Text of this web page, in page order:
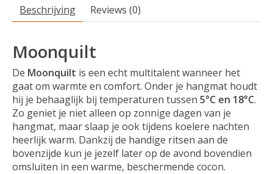
Beschrijving Reviews (0)
Moonquilt
De Moonquilt is een echt multitalent wanneer het
gaat om warmte en comfort. Onder je hangmat houdt
hij je behaaglijk bij temperaturen tussen 5°C en 18°C.
Zo geniet je niet alleen op zonnige dagen van je
hangmat, maar slaap je ook tijdens koelere nachten
heerlijk warm. Dankzij de handige ritsen aan de
bovenzijde kun je jezelf later op de avond bovendien
omsluiten in een warme, beschermende cocon.